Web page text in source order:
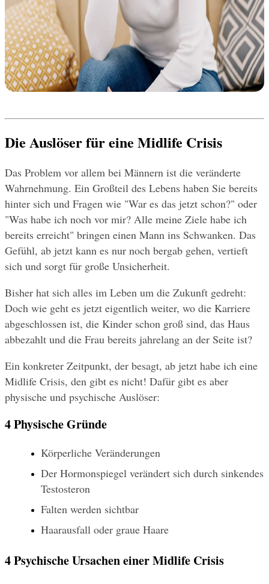
Die Auslöser für eine Midlife Crisis
Das Problem vor allem bei Männern ist die veränderte
Wahrnehmung. Ein Großteil des Lebens haben Sie bereits
hinter sich und Fragen wie "War es das jetzt schon?" oder
"Was habe ich noch vor mir? Alle meine Ziele habe ich
bereits erreicht" bringen einen Mann ins Schwanken. Das
Gefühl, ab jetzt kann es nur noch bergab gehen, vertieft
sich und sorgt für große Unsicherheit.
Bisher hat sich alles im Leben um die Zukunft gedreht:
Doch wie geht es jetzt eigentlich weiter, wo die Karriere
abgeschlossen ist, die Kinder schon groß sind, das Haus
abbezahlt und die Frau bereits jahrelang an der Seite ist?
Ein konkreter Zeitpunkt, der besagt, ab jetzt habe ich eine
Midlife Crisis, den gibt es nicht! Dafür gibt es aber
physische und psychische Auslöser:
4 Physische Gründe
Körperliche Veränderungen
Der Hormonspiegel verändert sich durch sinkendes
Testosteron
Falten werden sichtbar
Haarausfall oder graue Haare
4 Psychische Ursachen einer Midlife Crisis